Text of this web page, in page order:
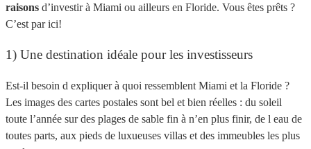
raisons d’investir à Miami ou ailleurs en Floride. Vous êtes prêts ?
C’est par ici!
1) Une destination idéale pour les investisseurs
Est-il besoin d expliquer à quoi ressemblent Miami et la Floride ?
Les images des cartes postales sont bel et bien réelles : du soleil
toute l’année sur des plages de sable fin à n’en plus finir, de l eau de
toutes parts, aux pieds de luxueuses villas et des immeubles les plus